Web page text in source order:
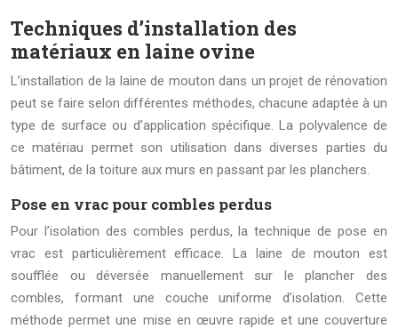
Techniques d’installation des
matériaux en laine ovine
L’installation de la laine de mouton dans un projet de rénovation
peut se faire selon différentes méthodes, chacune adaptée à un
type de surface ou d’application spécifique. La polyvalence de
ce matériau permet son utilisation dans diverses parties du
bâtiment, de la toiture aux murs en passant par les planchers.
Pose en vrac pour combles perdus
Pour l’isolation des combles perdus, la technique de pose en
vrac est particulièrement efficace. La laine de mouton est
soufflée ou déversée manuellement sur le plancher des
combles, formant une couche uniforme d’isolation. Cette
méthode permet une mise en œuvre rapide et une couverture